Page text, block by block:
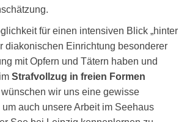
für einen intensiven Blick „hinter
diakonischen Einrichtung besonderer
mit Opfern und Tätern haben und
Strafvollzug in freien Formen
wir uns eine gewisse
auch unsere Arbeit im Seehaus